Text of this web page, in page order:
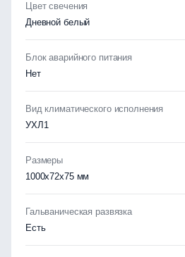
Цвет свечения
Дневной белый
Блок аварийного питания
Нет
Вид климатического исполнения
УХЛ1
Размеры
1000х72x75 мм
Гальваническая развязка
Есть